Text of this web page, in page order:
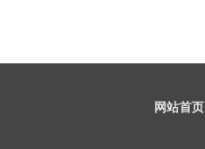
网站首页